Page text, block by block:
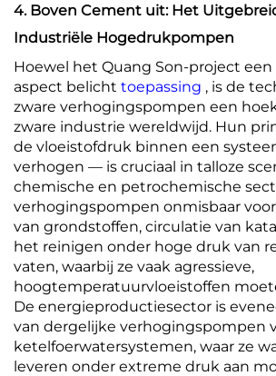
4. Boven Cement uit: Het
Industriële Hogedrukpompen
Hoewel het Quang Son-project
aspect belicht toepassing , is de
zware verhogingspompen een
zware industrie wereldwijd. Hun
de vloeistofdruk binnen een
verhogen — is cruciaal in talloze
chemische en petrochemische
verhogingspompen onmisbaar
van grondstoffen, circulatie van
het reinigen onder hoge druk van
vaten, waarbij ze vaak agressieve,
hoogtemperatuurvloeistoffen
De energieproductiesector is
van dergelijke verhogingspompen
ketelfoerwatersystemen, waar ze
leveren onder extreme druk aan